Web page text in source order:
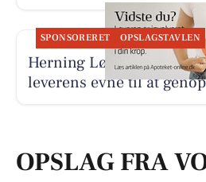
SPONSORERET OPSLAGSTAVLEN
Herning Løve Apotek
leverens evne til at
OPSLAG FRA